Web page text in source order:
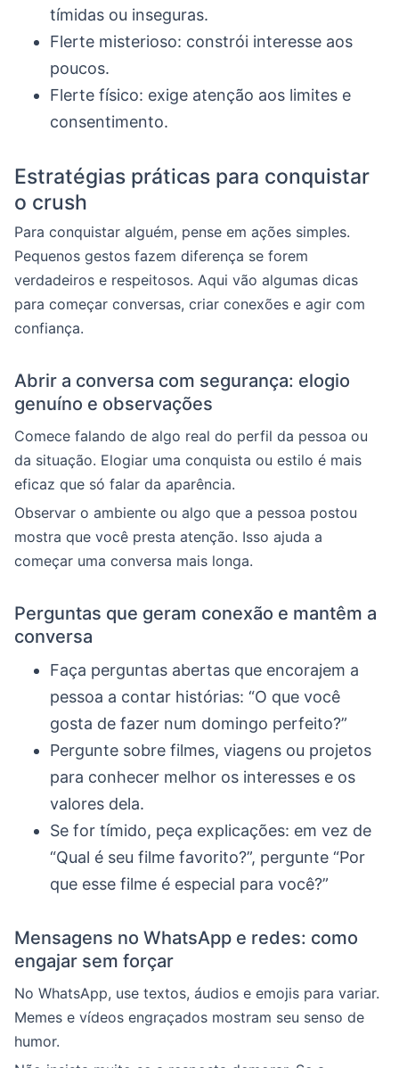
tímidas ou inseguras.
Flerte misterioso: constrói interesse aos
poucos.
Flerte físico: exige atenção aos limites e
consentimento.
Estratégias práticas para conquistar
o crush
Para conquistar alguém, pense em ações simples.
Pequenos gestos fazem diferença se forem
verdadeiros e respeitosos. Aqui vão algumas dicas
para começar conversas, criar conexões e agir com
confiança.
Abrir a conversa com segurança: elogio
genuíno e observações
Comece falando de algo real do perfil da pessoa ou
da situação. Elogiar uma conquista ou estilo é mais
eficaz que só falar da aparência.
Observar o ambiente ou algo que a pessoa postou
mostra que você presta atenção. Isso ajuda a
começar uma conversa mais longa.
Perguntas que geram conexão e mantêm a
conversa
Faça perguntas abertas que encorajem a
pessoa a contar histórias: “O que você
gosta de fazer num domingo perfeito?”
Pergunte sobre filmes, viagens ou projetos
para conhecer melhor os interesses e os
valores dela.
Se for tímido, peça explicações: em vez de
“Qual é seu filme favorito?”, pergunte “Por
que esse filme é especial para você?”
Mensagens no WhatsApp e redes: como
engajar sem forçar
No WhatsApp, use textos, áudios e emojis para variar.
Memes e vídeos engraçados mostram seu senso de
humor.